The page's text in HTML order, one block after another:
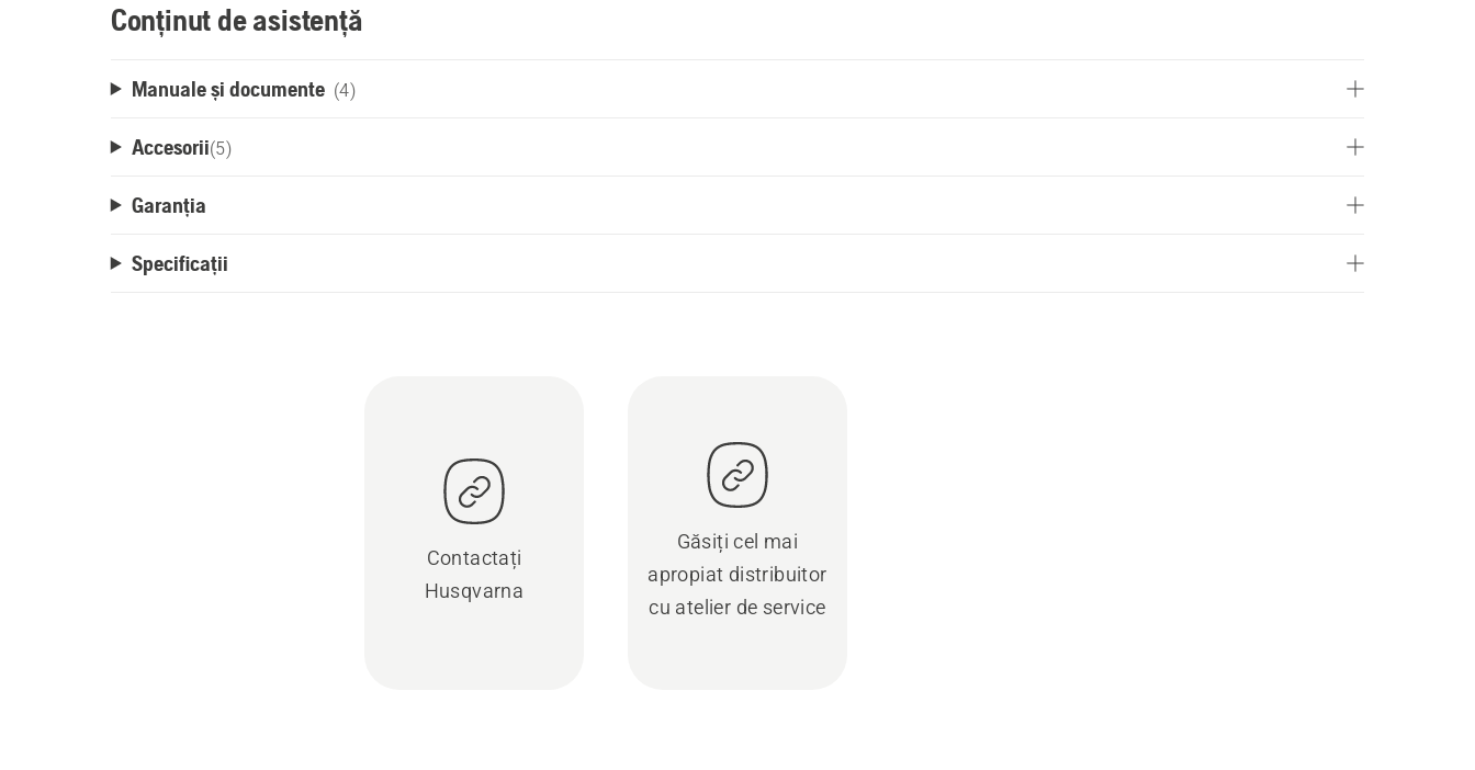
Conținut de asistență
Manuale și documente (4)
Accesorii(5)
Garanția
Specificații
Contactați
Husqvarna
Găsiți cel mai
apropiat distribuitor
cu atelier de service